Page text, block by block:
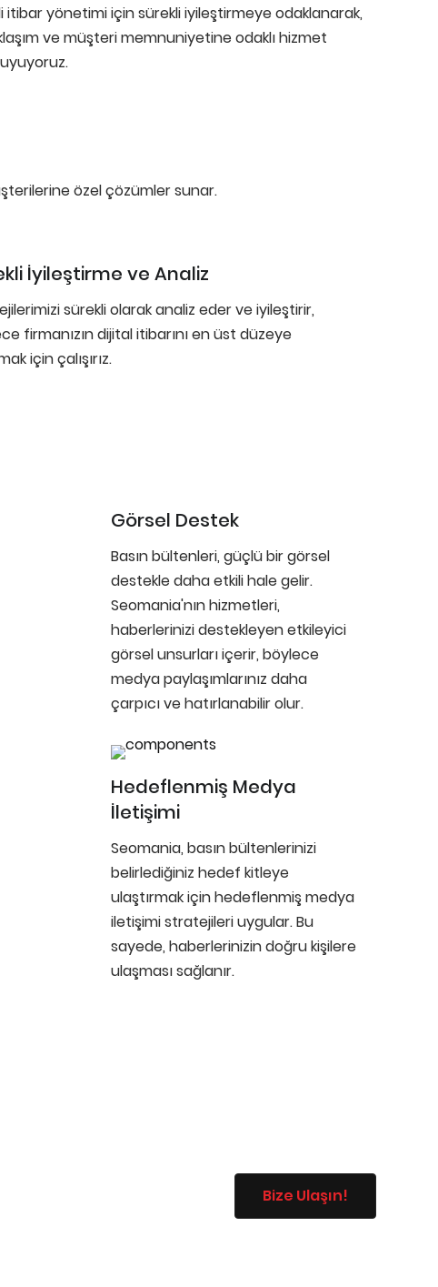
itibar yönetimi için sürekli iyileştirmeye odaklanarak,
ve müşteri memnuniyetine odaklı hizmet
özel çözümler sunar.
İyileştirme ve Analiz
sürekli olarak analiz eder ve iyileştirir,
firmanızın dijital itibarını en üst düzeye
için çalışırız.
Görsel Destek
Basın bültenleri, güçlü bir görsel
destekle daha etkili hale gelir.
Seomania'nın hizmetleri,
haberlerinizi destekleyen etkileyici
görsel unsurları içerir, böylece
medya paylaşımlarınız daha
çarpıcı ve hatırlanabilir olur.
Hedeflenmiş Medya
İletişimi
Seomania, basın bültenlerinizi
belirlediğiniz hedef kitleye
ulaştırmak için hedeflenmiş medya
iletişimi stratejileri uygular. Bu
sayede, haberlerinizin doğru kişilere
ulaşması sağlanır.
Bize Ulaşın!